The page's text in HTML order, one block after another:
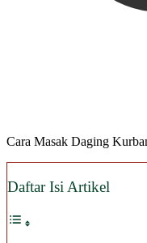
Cara Masak Daging
Daftar Isi Artikel